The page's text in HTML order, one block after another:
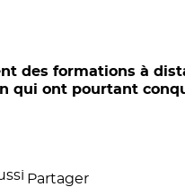
des formations à
qui ont pourtant
Partager